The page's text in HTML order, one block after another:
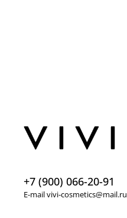
+7 (900) 066-20-91
E-mail vivi-cosmetics@mail.ru